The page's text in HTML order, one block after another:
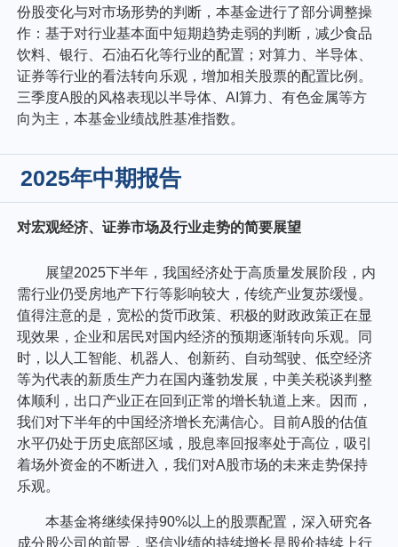
份股变化与对市场形势的判断，本基金进行了部分调整操
作：基于对行业基本面中短期趋势走弱的判断，减少食品
饮料、银行、石油石化等行业的配置；对算力、半导体、
证券等行业的看法转向乐观，增加相关股票的配置比例。
三季度A股的风格表现以半导体、AI算力、有色金属等方
向为主，本基金业绩战胜基准指数。
2025年中期报告
对宏观经济、证券市场及行业走势的简要展望
展望2025下半年，我国经济处于高质量发展阶段，内
需行业仍受房地产下行等影响较大，传统产业复苏缓慢。
值得注意的是，宽松的货币政策、积极的财政政策正在显
现效果，企业和居民对国内经济的预期逐渐转向乐观。同
时，以人工智能、机器人、创新药、自动驾驶、低空经济
等为代表的新质生产力在国内蓬勃发展，中美关税谈判整
体顺利，出口产业正在回到正常的增长轨道上来。因而，
我们对下半年的中国经济增长充满信心。目前A股的估值
水平仍处于历史底部区域，股息率回报率处于高位，吸引
着场外资金的不断进入，我们对A股市场的未来走势保持
乐观。
本基金将继续保持90%以上的股票配置，深入研究各
成分股公司的前景，坚信业绩的持续增长是股价持续上行